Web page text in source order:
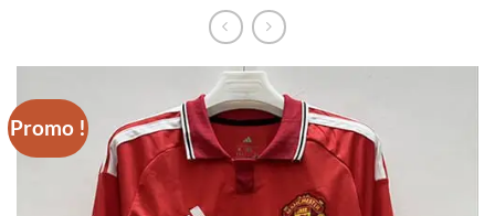
Promo !